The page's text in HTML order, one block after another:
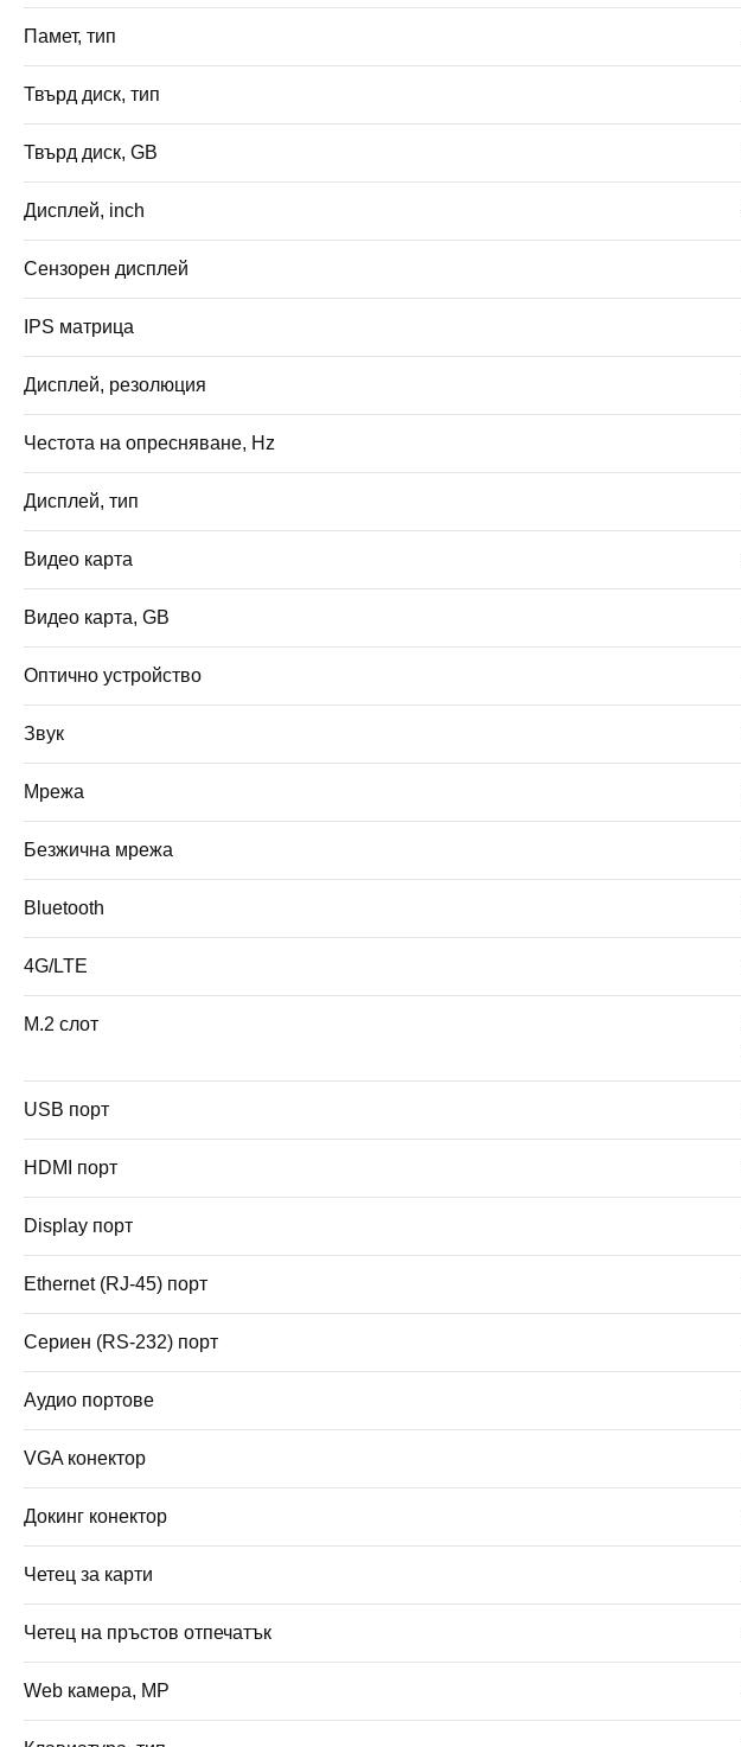
Памет, тип
Твърд диск, тип
Твърд диск, GB
Дисплей, inch
Сензорен дисплей
IPS матрица
Дисплей, резолюция
Честота на опресняване, Hz
Дисплей, тип
Видео карта
Видео карта, GB
Оптично устройство
Звук
Мрежа
Безжична мрежа
Bluetooth
4G/LTE
M.2 слот
USB порт
HDMI порт
Display порт
Ethernet (RJ-45) порт
Сериен (RS-232) порт
Аудио портове
VGA конектор
Докинг конектор
Четец за карти
Четец на пръстов отпечатък
Web камера, MP